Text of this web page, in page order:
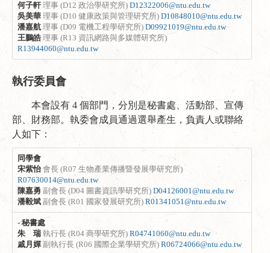
何子軒 理事 (D12 政治學研究所) D12322006@ntu.edu.tw
吳美華 理事 (D10 健康政策與管理研究所) D10848010@ntu.edu.tw
潘嘉航 理事 (D09 電機工程學研究所) D09921019@ntu.edu.tw
王鵬皓 理事 (R13 資訊網路與多媒體研究所)
R13944060@ntu.edu.tw
執行委員會
本會設有 4 個部門，分別是秘書處、活動部、宣傳
部、財務部。執委會成員通過選舉產生，負責人或聯絡
人如下：
同學會
宋紫怡 會長 (R07 生物產業傳播暨發展學研究所)
R07630014@ntu.edu.tw
陳嘉勇 副會長 (D04 圖書資訊學研究所) D04126001@ntu.edu.tw
潘毅斌 副會長 (R01 國家發展研究所) R01341051@ntu.edu.tw
- 秘書處
朱 瑞 執行長 (R04 商學研究所) R04741060@ntu.edu.tw
戚月嬋 副執行長 (R06 國際企業學研究所) R06724066@ntu.edu.tw